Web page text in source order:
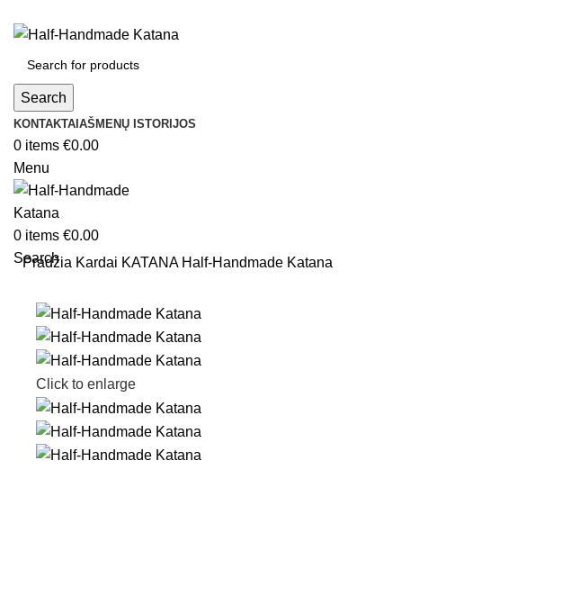
Search
KONTAKTAI AŠMENŲ ISTORIJOS
0 items €0.00
Menu
0 items €0.00
Search
Pradžia Kardai KATANA Half-Handmade Katana
Click to enlarge